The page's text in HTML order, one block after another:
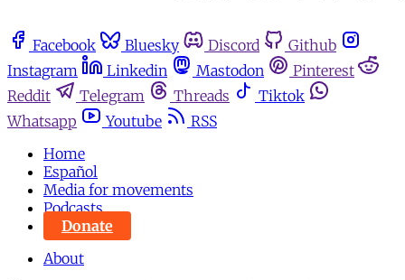
Facebook Bluesky Discord
Github
Instagram
Linkedin Mastodon
Pinterest
Reddit
Telegram Threads
Tiktok
Whatsapp
Youtube
RSS
Home
Español
Media for movements
Podcasts
Donate
About